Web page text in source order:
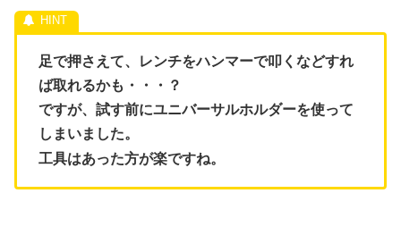
足で押さえて、レンチをハンマーで叩くなどすれ
ば取れるかも・・・？
ですが、試す前にユニバーサルホルダーを使って
しまいました。
工具はあった方が楽ですね。